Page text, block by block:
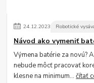
24.12.2023 Robotické
Návod ako vymeniť
Výmena batérie za novú?
nebude môcť pracovať
klesne na minimum...čítať